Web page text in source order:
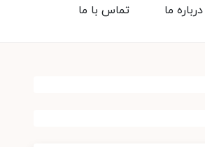
تماس با ما درباره ما